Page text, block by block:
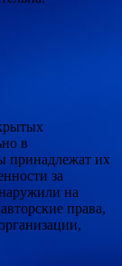
в
принадлежат их
за
на
права,